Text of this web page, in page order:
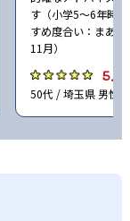
す（小学5〜6年時
すめ度合い：まあ
11月）
5.0
50代 / 埼玉県 男性